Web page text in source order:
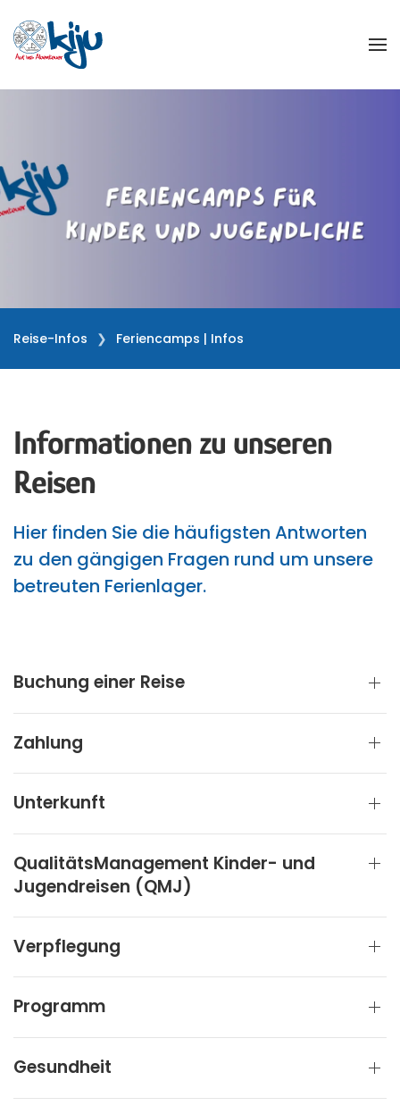
Zum Hauptinhalt springen
Reise-Infos Feriencamps | Infos
Informationen zu unseren
Reisen
Hier finden Sie die häufigsten Antworten
zu den gängigen Fragen rund um unsere
betreuten Ferienlager.
Buchung einer Reise
Zahlung
Unterkunft
QualitätsManagement Kinder- und
Jugendreisen (QMJ)
Verpflegung
Programm
Gesundheit